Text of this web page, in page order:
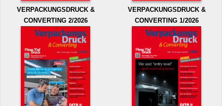
VERPACKUNGSDRUCK &
CONVERTING 2/2026
VERPACKUNGSDRUCK &
CONVERTING 1/2026